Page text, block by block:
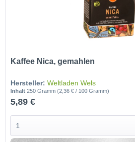
Kaffee Nica, gemahlen
Hersteller: Weltladen Wels
Inhalt250 Gramm(2,36 € / 100 Gramm)
5,89 €